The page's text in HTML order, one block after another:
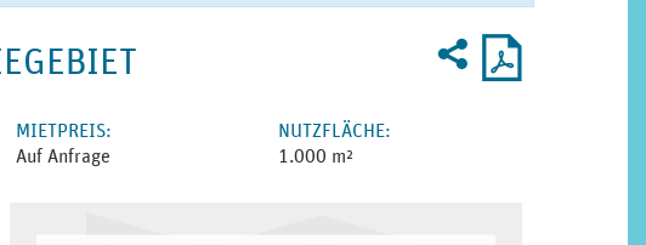
U
Weiterempfehlen
2
MIET­PREIS:
Auf Anfrage
NUTZ­FLÄCHE:
1.000 m²